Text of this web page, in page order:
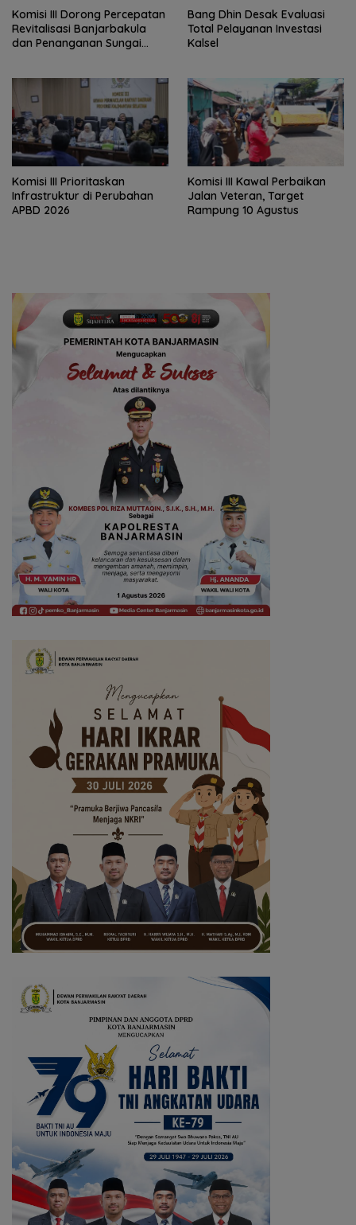
‎Komisi III Dorong Percepatan
Revitalisasi Banjarbakula
dan Penanganan Sungai
‎Bang Dhin Desak Evaluasi
Total Pelayanan Investasi
Kalsel
‎Komisi III Prioritaskan
Infrastruktur di Perubahan
APBD 2026
Komisi III Kawal Perbaikan
Jalan Veteran, Target
Rampung 10 Agustus